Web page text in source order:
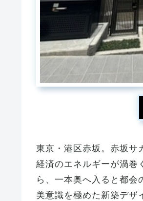
東京・港区赤坂。赤坂サ
経済のエネルギーが渦巻
ら、一本奥へ入ると都会
美意識を極めた新築デザ